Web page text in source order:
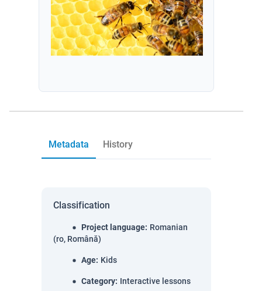
Metadata History
Classification
Project language: Romanian
(ro, Română)
Age: Kids
Category: Interactive lessons